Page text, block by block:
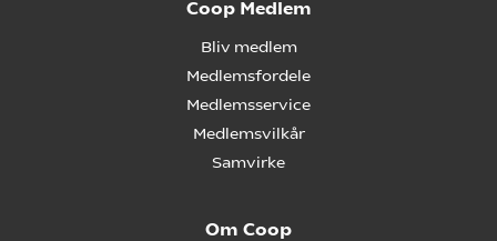
Coop Medlem
Bliv medlem
Medlemsfordele
Medlemsservice
Medlemsvilkår
Samvirke
Om Coop